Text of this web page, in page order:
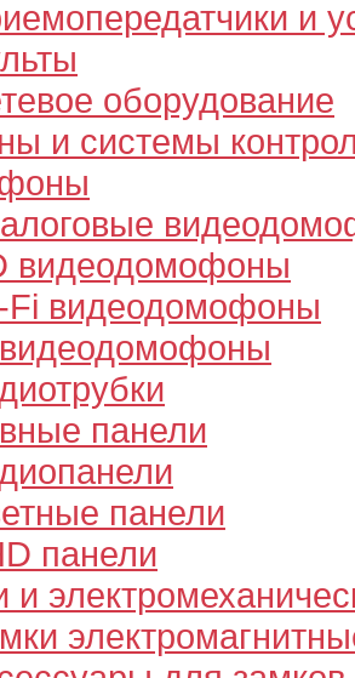
и
оборудование
и системы
видеодомофоны
Fi видеодомофоны
панели
панели
панели
и